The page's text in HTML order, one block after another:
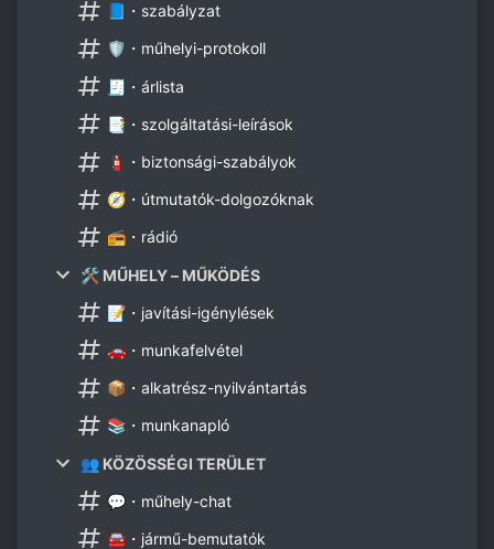
📘・szabályzat
🛡️・műhelyi-protokoll
🧾・árlista
📑・szolgáltatási-leírások
🧯・biztonsági-szabályok
🧭・útmutatók-dolgozóknak
📻・rádió
🛠️ MŰHELY – MŰKÖDÉS
📝・javítási-igénylések
🚗・munkafelvétel
📦・alkatrész-nyilvántartás
📚・munkanapló
👥 KÖZÖSSÉGI TERÜLET
💬・műhely-chat
🚘・jármű-bemutatók